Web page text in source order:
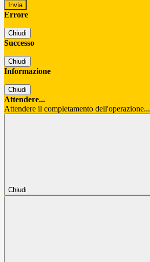
Errore
Chiudi
Successo
Chiudi
Informazione
Chiudi
Attendere...
Attendere il completamento dell'operazione...
Chiudi